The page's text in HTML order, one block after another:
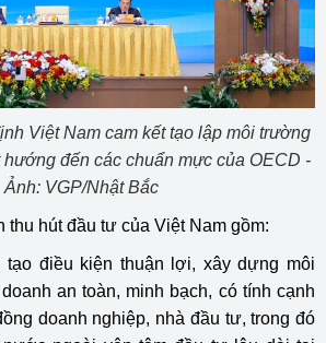
Việt Nam cam kết tạo lập môi trường
đến các chuẩn mực của OECD -
Ảnh: VGP/Nhật Bắc
hút đầu tư của Việt Nam gồm:
tạo điều kiện thuận lợi, xây dựng môi
an toàn, minh bạch, có tính cạnh
doanh nghiệp, nhà đầu tư, trong đó